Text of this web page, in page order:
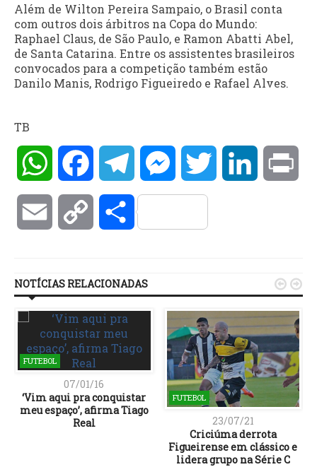
Além de Wilton Pereira Sampaio, o Brasil conta
com outros dois árbitros na Copa do Mundo:
Raphael Claus, de São Paulo, e Ramon Abatti Abel,
de Santa Catarina. Entre os assistentes brasileiros
convocados para a competição também estão
Danilo Manis, Rodrigo Figueiredo e Rafael Alves.
TB
WhatsAppFacebookTelegramMessengerTwitter LinkedIn
Email Copy Compartilhar
NOTÍCIAS RELACIONADAS
FUTEBOL
07/01/16
‘Vim aqui pra conquistar
meu espaço’, afirma Tiago
Real
FUTEBOL
23/07/21
Criciúma derrota
Figueirense em clássico e
lidera grupo na Série C
 